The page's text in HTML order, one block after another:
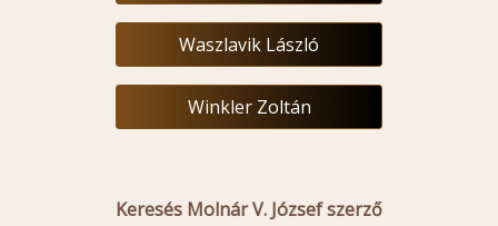
Waszlavik László
Winkler Zoltán
Keresés Molnár V. József szerző